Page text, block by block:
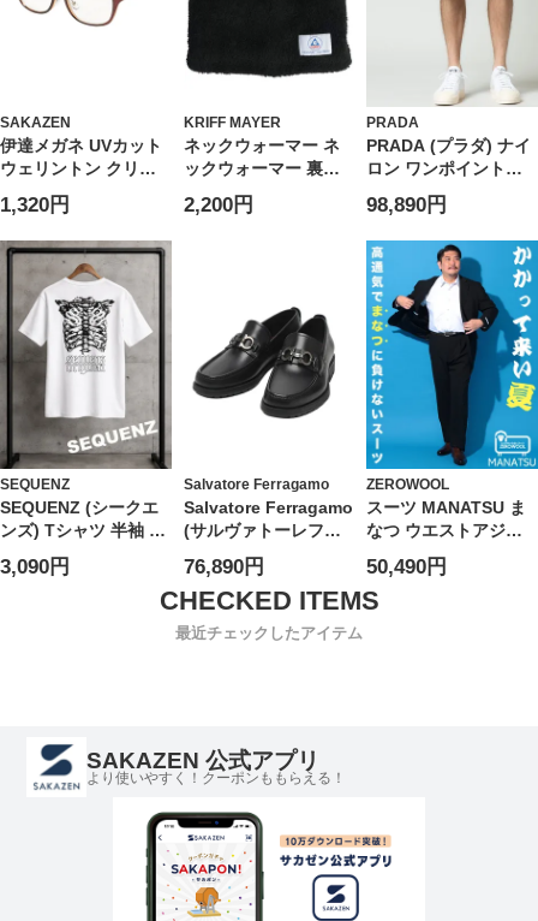
SAKAZEN
伊達メガネ UVカット
ウェリントン クリア
レンズ アイウェア ユ
ニセックス PY6531
1,320円
KRIFF MAYER
ネックウォーマー ネ
ックウォーマー 裏起
毛 ボア キングサイズ
防寒 秋 冬 大きいサイ
2,200円
PRADA
PRADA (プラダ) ナイ
ロン ワンポイントロ
ゴ バミューダショー
ツ PRSPG321WQ8 ブ
ランド
98,890円
SEQUENZ
SEQUENZ (シークエ
ンズ) Tシャツ 半袖 バ
ックプリント リブ素
材 クルーネック カッ
3,090円
Salvatore Ferragamo
Salvatore Ferragamo
(サルヴァトーレフェ
ラガモ) レザー ガンチ
ーニ ローファー
FG71792F24 メンズ
76,890円
ZEROWOOL
スーツ MANATSU ま
なつ ウエストアジャ
スター シングル ツー
パンツ 2本パンツ 春
夏 通気性 大きいサイ
50,490円
最近チェックしたアイテム
SAKAZEN 公式アプリ
より使いやすく！クーポンももらえる！